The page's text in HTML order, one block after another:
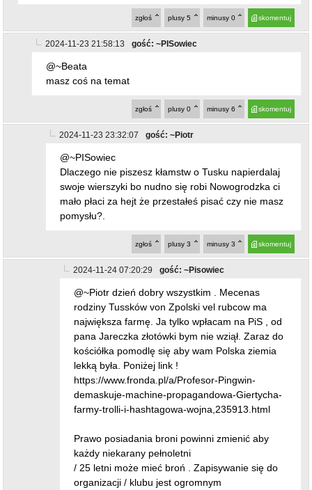
skomentuj
minusy 0
plusy 5
zgłoś
2024-11-23 21:58:13 gość: ~PISowiec
@~Beata
masz coś na temat
skomentuj
minusy 6
plusy 0
zgłoś
2024-11-23 23:32:07 gość: ~Piotr
@~PISowiec
Dlaczego nie piszesz kłamstw o Tusku napierdalaj
swoje wierszyki bo nudno się robi Nowogrodzka ci
mało płaci za hejt że przestałeś pisać czy nie masz
pomysłu?.
skomentuj
minusy 3
plusy 3
zgłoś
2024-11-24 07:20:29 gość: ~Pisowiec
@~Piotr dzień dobry wszystkim . Mecenas
rodziny Tussków von Zpolski vel rubcow ma
największa farmę. Ja tylko wpłacam na PiS , od
pana Jareczka złotówki bym nie wziął. Zaraz do
kościółka pomodlę się aby wam Polska ziemia
lekką była. Poniżej link !
https://www.fronda.pl/a/Profesor-Pingwin-
demaskuje-machine-propagandowa-Giertycha-
farmy-trolli-i-hashtagowa-wojna,235913.html
Prawo posiadania broni powinni zmienić aby
każdy niekarany pełnoletni
/ 25 letni może mieć broń . Zapisywanie się do
organizacji / klubu jest ogromnym